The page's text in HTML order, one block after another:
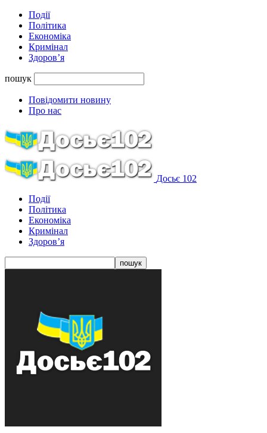
Події
Політика
Економіка
Кримінал
Здоров’я
пошук
Повідомити новину
Про нас
Досьє 102
Події
Політика
Економіка
Кримінал
Здоров’я